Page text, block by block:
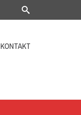
KONTAKT